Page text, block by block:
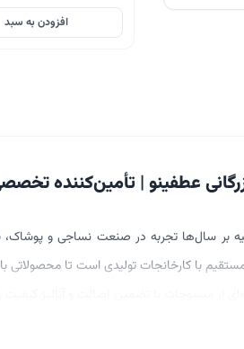
افزودن به سبد
عطفینو | تأمین‌کننده
تکیه بر سال‌ها تجربه در صنعت نساجی و
با کارخانجات تولیدی است تا محصولاتی
رقم خواهد زد. همراهی با عطفینو، یعنی